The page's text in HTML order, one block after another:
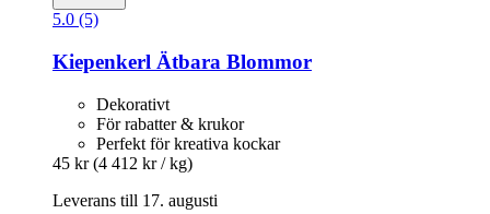
5.0 (5)
Kiepenkerl Ätbara Blommor
Dekorativt
För rabatter & krukor
Perfekt för kreativa kockar
45 kr (4 412 kr / kg)
Leverans till 17. augusti